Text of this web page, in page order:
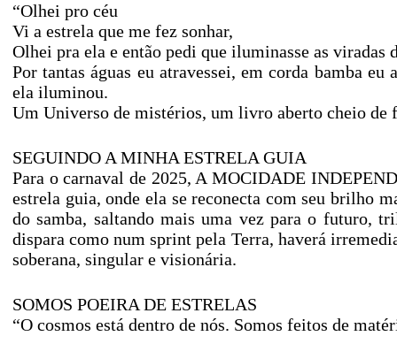
“Olhei pro céu
Vi a estrela que me fez sonhar,
Olhei pra ela e então pedi que iluminasse as viradas
Por tantas águas eu atravessei, em corda bamba
ela iluminou.
Um Universo de mistérios, um livro aberto cheio de
SEGUINDO A MINHA ESTRELA GUIA
Para o carnaval de 2025, A MOCIDADE
estrela guia, onde ela se reconecta com seu brilho
do samba, saltando mais uma vez para o futuro,
dispara como num sprint pela Terra, haverá
soberana, singular e visionária.
SOMOS POEIRA DE ESTRELAS
“O cosmos está dentro de nós. Somos feitos de